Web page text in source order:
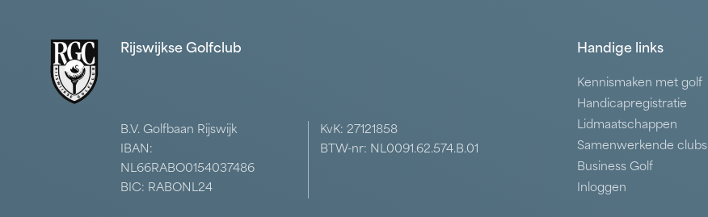
Rijswijkse Golfclub
B.V. Golfbaan Rijswijk
IBAN:
NL66RABO0154037486
BIC: RABONL24
KvK: 27121858
BTW-nr: NL0091.62.574.B.01
Handige links
Kennismaken met golf
Handicapregistratie
Lidmaatschappen
Samenwerkende clubs
Business Golf
Inloggen